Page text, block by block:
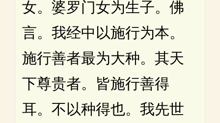
女。婆罗门女为生子。佛
言。我经中以施行为本。
施行善者最为大种。其天
下尊贵者。皆施行善得
耳。不以种得也。我先世